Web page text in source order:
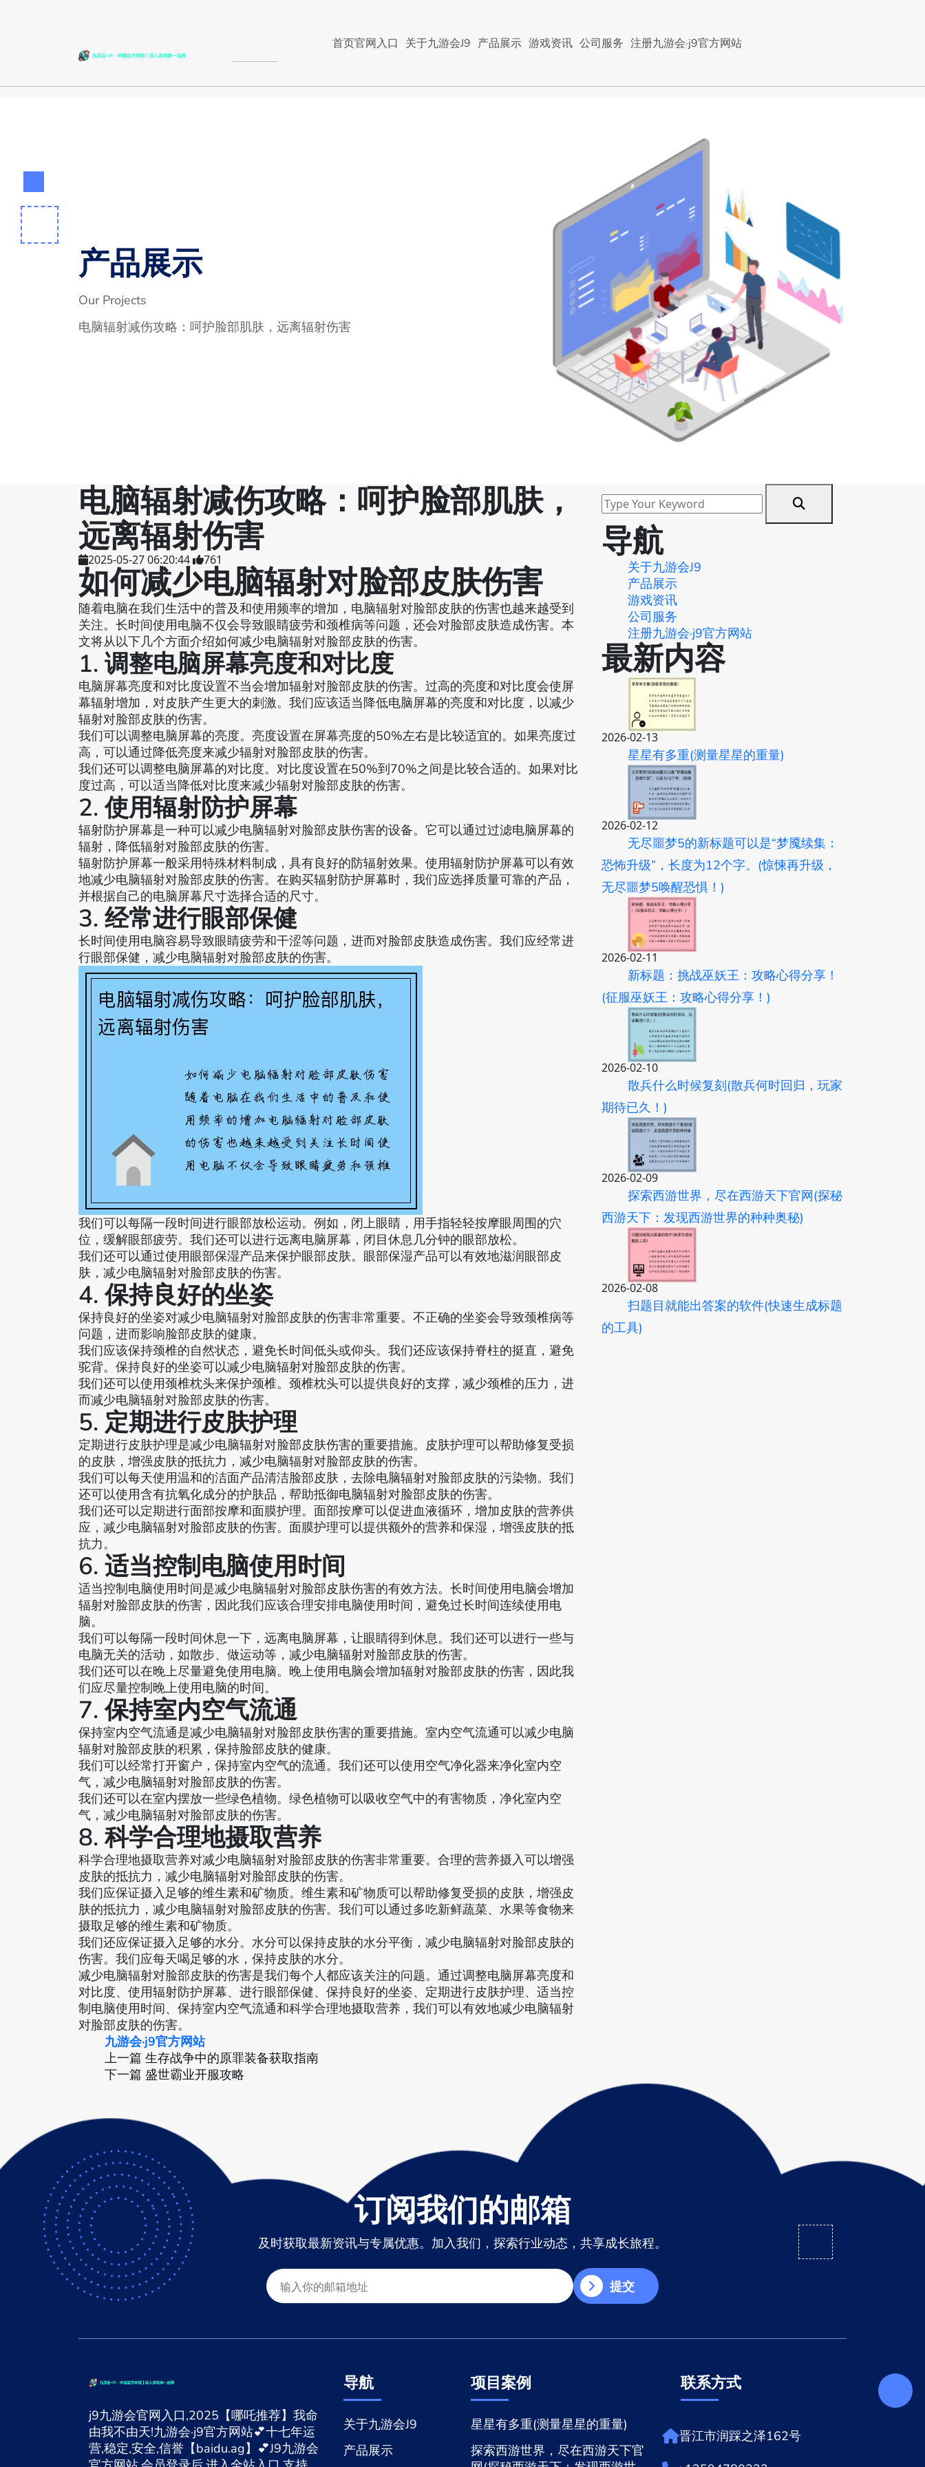
首页官网入口 关于九游会J9 产品展示 游戏资讯 公司服务 注册九游会·j9官方网站
产品展示
Our Projects
电脑辐射减伤攻略：呵护脸部肌肤，远离辐射伤害
电脑辐射减伤攻略：呵护脸部肌肤，
远离辐射伤害
2025-05-27 06:20:44 761
如何减少电脑辐射对脸部皮肤伤害
随着电脑在我们生活中的普及和使用频率的增加，电脑辐射对脸部皮肤的伤害也越来越受到
关注。长时间使用电脑不仅会导致眼睛疲劳和颈椎病等问题，还会对脸部皮肤造成伤害。本
文将从以下几个方面介绍如何减少电脑辐射对脸部皮肤的伤害。
1. 调整电脑屏幕亮度和对比度
电脑屏幕亮度和对比度设置不当会增加辐射对脸部皮肤的伤害。过高的亮度和对比度会使屏
幕辐射增加，对皮肤产生更大的刺激。我们应该适当降低电脑屏幕的亮度和对比度，以减少
辐射对脸部皮肤的伤害。
我们可以调整电脑屏幕的亮度。亮度设置在屏幕亮度的50%左右是比较适宜的。如果亮度过
高，可以通过降低亮度来减少辐射对脸部皮肤的伤害。
我们还可以调整电脑屏幕的对比度。对比度设置在50%到70%之间是比较合适的。如果对比
度过高，可以适当降低对比度来减少辐射对脸部皮肤的伤害。
2. 使用辐射防护屏幕
辐射防护屏幕是一种可以减少电脑辐射对脸部皮肤伤害的设备。它可以通过过滤电脑屏幕的
辐射，降低辐射对脸部皮肤的伤害。
辐射防护屏幕一般采用特殊材料制成，具有良好的防辐射效果。使用辐射防护屏幕可以有效
地减少电脑辐射对脸部皮肤的伤害。在购买辐射防护屏幕时，我们应选择质量可靠的产品，
并根据自己的电脑屏幕尺寸选择合适的尺寸。
3. 经常进行眼部保健
长时间使用电脑容易导致眼睛疲劳和干涩等问题，进而对脸部皮肤造成伤害。我们应经常进
行眼部保健，减少电脑辐射对脸部皮肤的伤害。
我们可以每隔一段时间进行眼部放松运动。例如，闭上眼睛，用手指轻轻按摩眼周围的穴
位，缓解眼部疲劳。我们还可以进行远离电脑屏幕，闭目休息几分钟的眼部放松。
我们还可以通过使用眼部保湿产品来保护眼部皮肤。眼部保湿产品可以有效地滋润眼部皮
肤，减少电脑辐射对脸部皮肤的伤害。
4. 保持良好的坐姿
保持良好的坐姿对减少电脑辐射对脸部皮肤的伤害非常重要。不正确的坐姿会导致颈椎病等
问题，进而影响脸部皮肤的健康。
我们应该保持颈椎的自然状态，避免长时间低头或仰头。我们还应该保持脊柱的挺直，避免
驼背。保持良好的坐姿可以减少电脑辐射对脸部皮肤的伤害。
我们还可以使用颈椎枕头来保护颈椎。颈椎枕头可以提供良好的支撑，减少颈椎的压力，进
而减少电脑辐射对脸部皮肤的伤害。
5. 定期进行皮肤护理
定期进行皮肤护理是减少电脑辐射对脸部皮肤伤害的重要措施。皮肤护理可以帮助修复受损
的皮肤，增强皮肤的抵抗力，减少电脑辐射对脸部皮肤的伤害。
我们可以每天使用温和的洁面产品清洁脸部皮肤，去除电脑辐射对脸部皮肤的污染物。我们
还可以使用含有抗氧化成分的护肤品，帮助抵御电脑辐射对脸部皮肤的伤害。
我们还可以定期进行面部按摩和面膜护理。面部按摩可以促进血液循环，增加皮肤的营养供
应，减少电脑辐射对脸部皮肤的伤害。面膜护理可以提供额外的营养和保湿，增强皮肤的抵
抗力。
6. 适当控制电脑使用时间
适当控制电脑使用时间是减少电脑辐射对脸部皮肤伤害的有效方法。长时间使用电脑会增加
辐射对脸部皮肤的伤害，因此我们应该合理安排电脑使用时间，避免过长时间连续使用电
脑。
我们可以每隔一段时间休息一下，远离电脑屏幕，让眼睛得到休息。我们还可以进行一些与
电脑无关的活动，如散步、做运动等，减少电脑辐射对脸部皮肤的伤害。
我们还可以在晚上尽量避免使用电脑。晚上使用电脑会增加辐射对脸部皮肤的伤害，因此我
们应尽量控制晚上使用电脑的时间。
7. 保持室内空气流通
保持室内空气流通是减少电脑辐射对脸部皮肤伤害的重要措施。室内空气流通可以减少电脑
辐射对脸部皮肤的积累，保持脸部皮肤的健康。
我们可以经常打开窗户，保持室内空气的流通。我们还可以使用空气净化器来净化室内空
气，减少电脑辐射对脸部皮肤的伤害。
我们还可以在室内摆放一些绿色植物。绿色植物可以吸收空气中的有害物质，净化室内空
气，减少电脑辐射对脸部皮肤的伤害。
8. 科学合理地摄取营养
科学合理地摄取营养对减少电脑辐射对脸部皮肤的伤害非常重要。合理的营养摄入可以增强
皮肤的抵抗力，减少电脑辐射对脸部皮肤的伤害。
我们应保证摄入足够的维生素和矿物质。维生素和矿物质可以帮助修复受损的皮肤，增强皮
肤的抵抗力，减少电脑辐射对脸部皮肤的伤害。我们可以通过多吃新鲜蔬菜、水果等食物来
摄取足够的维生素和矿物质。
我们还应保证摄入足够的水分。水分可以保持皮肤的水分平衡，减少电脑辐射对脸部皮肤的
伤害。我们应每天喝足够的水，保持皮肤的水分。
减少电脑辐射对脸部皮肤的伤害是我们每个人都应该关注的问题。通过调整电脑屏幕亮度和
对比度、使用辐射防护屏幕、进行眼部保健、保持良好的坐姿、定期进行皮肤护理、适当控
制电脑使用时间、保持室内空气流通和科学合理地摄取营养，我们可以有效地减少电脑辐射
对脸部皮肤的伤害。
九游会·j9官方网站
上一篇 生存战争中的原罪装备获取指南
下一篇 盛世霸业开服攻略
导航
关于九游会J9
产品展示
游戏资讯
公司服务
注册九游会·j9官方网站
最新内容
2026-02-13
星星有多重(测量星星的重量)
2026-02-12
无尽噩梦5的新标题可以是“梦魇续集：
恐怖升级”，长度为12个字。(惊悚再升级，
无尽噩梦5唤醒恐惧！)
2026-02-11
新标题：挑战巫妖王：攻略心得分享！
(征服巫妖王：攻略心得分享！)
2026-02-10
散兵什么时候复刻(散兵何时回归，玩家
期待已久！)
2026-02-09
探索西游世界，尽在西游天下官网(探秘
西游天下：发现西游世界的种种奥秘)
2026-02-08
扫题目就能出答案的软件(快速生成标题
的工具)
订阅我们的邮箱
及时获取最新资讯与专属优惠。加入我们，探索行业动态，共享成长旅程。
提交
j9九游会官网入口,2025【哪吒推荐】我命
由我不由天!九游会·j9官方网站💕十七年运
营,稳定,安全,信誉【baidu.ag】💕J9九游会
导航
关于九游会J9
产品展示
项目案例
星星有多重(测量星星的重量)
探索西游世界，尽在西游天下官
联系方式
晋江市润踩之泽162号